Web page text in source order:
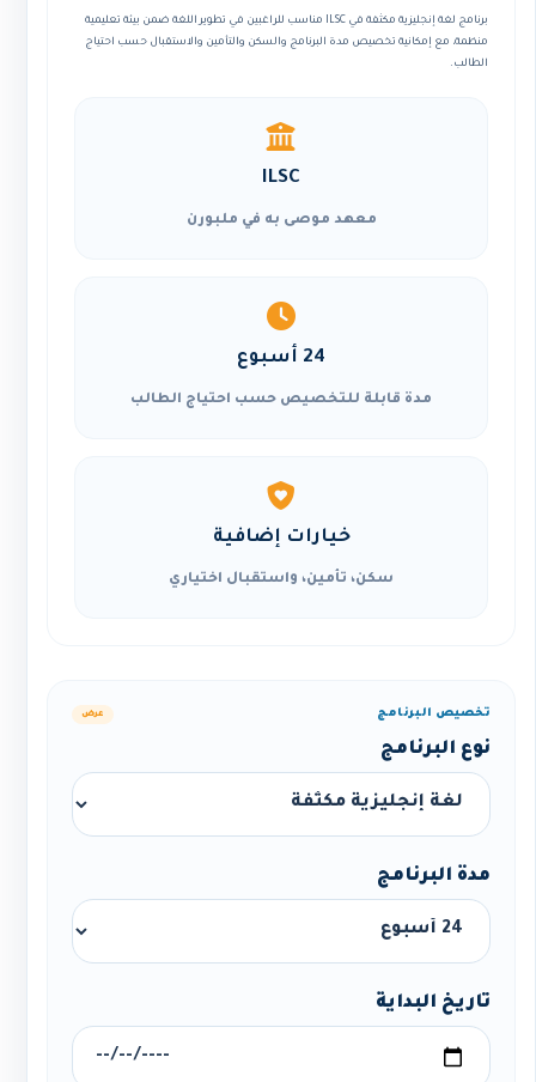
برنامج لغة إنجليزية مكثفة في ILSC مناسب للراغبين في تطوير اللغة ضمن بيئة تعليمية
منظمة، مع إمكانية تخصيص مدة البرنامج والسكن والتأمين والاستقبال حسب احتياج
الطالب.
ILSC
معهد موصى به في ملبورن
24 أسبوع
مدة قابلة للتخصيص حسب احتياج الطالب
خيارات إضافية
سكن، تأمين، واستقبال اختياري
تخصيص البرنامج عرض
نوع البرنامج
مدة البرنامج
تاريخ البداية